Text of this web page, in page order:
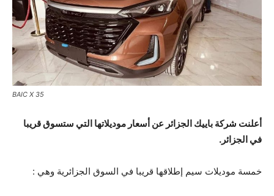
BAIC X 35
أعلنت شركة باييك الجزائر عن أسعار موديلاتها التي ستسوق قريبا
في الجزائر.
خمسة موديلات سيم إطلاقها قريبا في السوق الجزائرية وهي :